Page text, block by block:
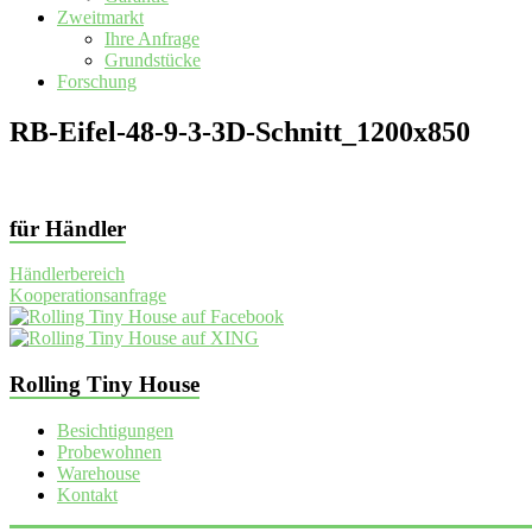
Zweitmarkt
Ihre Anfrage
Grundstücke
Forschung
RB-Eifel-48-9-3-3D-Schnitt_1200x850
für Händler
Händlerbereich
Kooperationsanfrage
Rolling Tiny House
Besichtigungen
Probewohnen
Warehouse
Kontakt